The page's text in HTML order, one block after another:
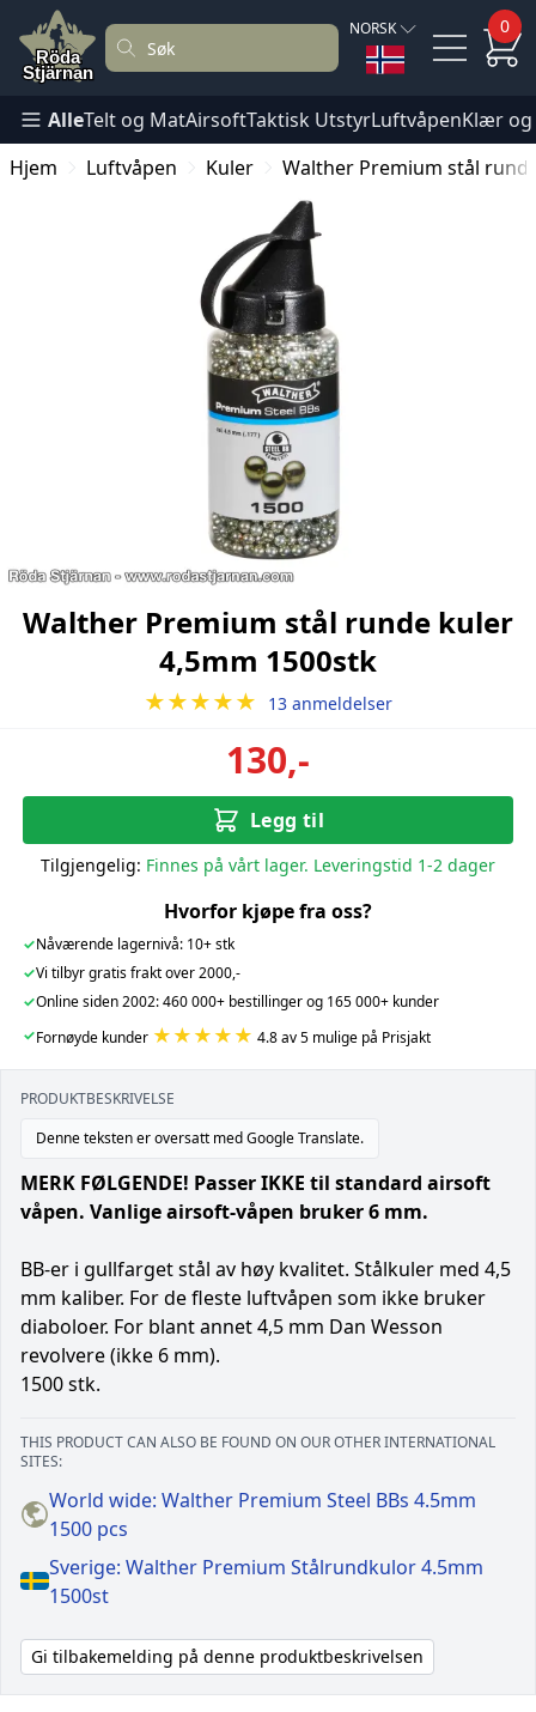
NORSK 0
AlleTelt og MatAirsoftTaktisk UtstyrLuftvåpenKlær
Hjem
Luftvåpen Kuler Walther Premium stål
Walther Premium stål runde kuler
4,5mm 1500stk
★★★★★ 13 anmeldelser
130,-
Legg til
Tilgjengelig: Finnes på vårt lager. Leveringstid 1-2 dager
Hvorfor kjøpe fra oss?
✓Nåværende lagernivå: 10+ stk
✓Vi tilbyr gratis frakt over 2000,-
✓Online siden 2002: 460 000+ bestillinger og 165 000+ kunder
✓Fornøyde kunder ★★★★★ 4.8 av 5 mulige på Prisjakt
PRODUKTBESKRIVELSE
Denne teksten er oversatt med Google Translate.
MERK FØLGENDE! Passer IKKE til standard airsoft
våpen. Vanlige airsoft-våpen bruker 6 mm.
BB-er i gullfarget stål av høy kvalitet. Stålkuler med 4,5
mm kaliber. For de fleste luftvåpen som ikke bruker
diaboloer. For blant annet 4,5 mm Dan Wesson
revolvere (ikke 6 mm).
1500 stk.
THIS PRODUCT CAN ALSO BE FOUND ON OUR OTHER INTERNATIONAL
SITES:
World wide: Walther Premium Steel BBs 4.5mm
1500 pcs
Sverige: Walther Premium Stålrundkulor 4.5mm
1500st
Gi tilbakemelding på denne produktbeskrivelsen